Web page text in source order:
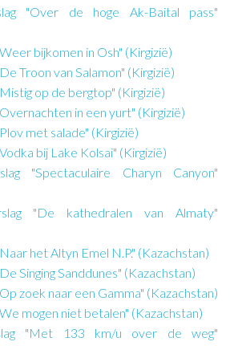
"Over de hoge Ak-Baital pass"
bijkomen in Osh" (Kirgizië)
Troon van Salamon" (Kirgizië)
op de bergtop" (Kirgizië)
in een yurt" (Kirgizië)
met salade" (Kirgizië)
bij Lake Kolsai" (Kirgizië)
"Spectaculaire Charyn Canyon"
"De kathedralen van Almaty"
het Altyn Emel N.P." (Kazachstan)
Singing Sanddunes" (Kazachstan)
zoek naar een Gamma" (Kazachstan)
mogen niet betalen" (Kazachstan)
"Met 133 km/u over de weg"